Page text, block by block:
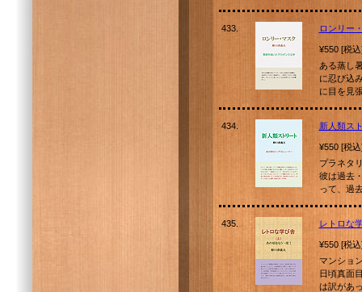
433. ロンリー
¥550 [税
ある蒸し
に忍び込
に目を見
434. 新人類ス
¥550 [税
プラネタ
彼は過去
って、過
435. レトロな
¥550 [税
マンショ
日頃真面
は訳があ